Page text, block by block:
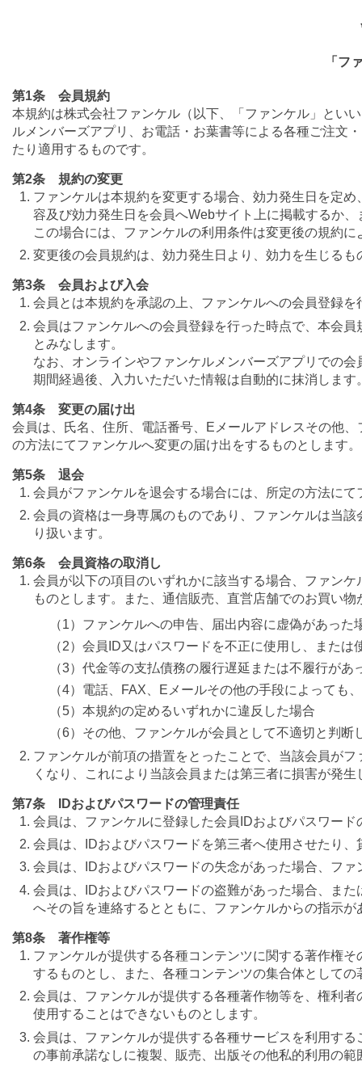
「フ
第1条 会員規約
本規約は株式会社ファンケル（以下、「ファンケル」とい
ルメンバーズアプリ、お電話・お葉書等による各種ご注文
たり適用するものです。
第2条 規約の変更
ファンケルは本規約を変更する場合、効力発生日を定
容及び効力発生日を会員へWebサイト上に掲載するか
この場合には、ファンケルの利用条件は変更後の規約に
変更後の会員規約は、効力発生日より、効力を生じるも
第3条 会員および入会
会員とは本規約を承認の上、ファンケルへの会員登録
会員はファンケルへの会員登録を行った時点で、本会
とみなします。
なお、オンラインやファンケルメンバーズアプリでの
期間経過後、入力いただいた情報は自動的に抹消しま
第4条 変更の届け出
会員は、氏名、住所、電話番号、Eメールアドレスその他
の方法にてファンケルへ変更の届け出をするものとします。
第5条 退会
会員がファンケルを退会する場合には、所定の方法に
会員の資格は一身専属のものであり、ファンケルは当
り扱います。
第6条 会員資格の取消し
会員が以下の項目のいずれかに該当する場合、ファン
ものとします。また、通信販売、直営店舗でのお買い
（1）ファンケルへの申告、届出内容に虚偽があった
（2）会員ID又はパスワードを不正に使用し、または
（3）代金等の支払債務の履行遅延または不履行があ
（4）電話、FAX、Eメールその他の手段によっても
（5）本規約の定めるいずれかに違反した場合
（6）その他、ファンケルが会員として不適切と判断
ファンケルが前項の措置をとったことで、当該会員が
くなり、これにより当該会員または第三者に損害が発
第7条 IDおよびパスワードの管理責任
会員は、ファンケルに登録した会員IDおよびパスワー
会員は、IDおよびパスワードを第三者へ使用させたり
会員は、IDおよびパスワードの失念があった場合、フ
会員は、IDおよびパスワードの盗難があった場合、ま
へその旨を連絡するとともに、ファンケルからの指示
第8条 著作権等
ファンケルが提供する各種コンテンツに関する著作権
するものとし、また、各種コンテンツの集合体として
会員は、ファンケルが提供する各種著作物等を、権利
使用することはできないものとします。
会員は、ファンケルが提供する各種サービスを利用す
の事前承諾なしに複製、販売、出版その他私的利用の